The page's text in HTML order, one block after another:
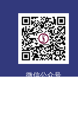
微信公众号